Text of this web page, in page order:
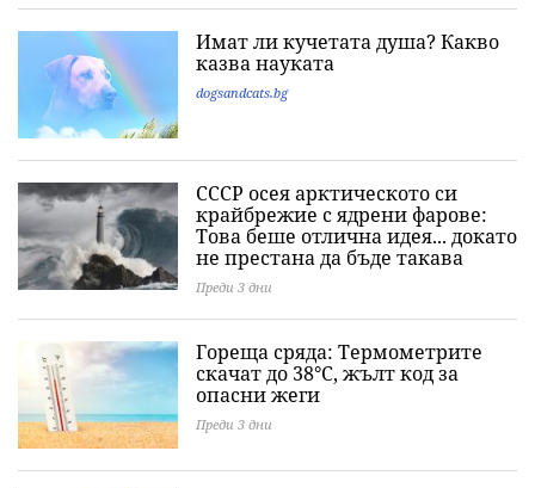
Имат ли кучетата душа? Какво
казва науката
dogsandcats.bg
СССР осея арктическото си
крайбрежие с ядрени фарове:
Това беше отлична идея... докато
не престана да бъде такава
Преди 3 дни
Гореща сряда: Термометрите
скачат до 38°C, жълт код за
опасни жеги
Преди 3 дни